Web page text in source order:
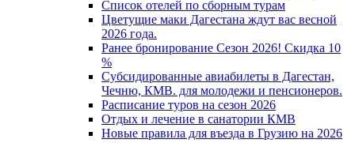
Список отелей по сборным турам
Цветущие маки Дагестана ждут вас весной
2026 года.
Ранее бронирование Сезон 2026! Скидка 10
%
Субсидированные авиабилеты в Дагестан,
Чечню, КМВ. для молодежи и пенсионеров.
Расписание туров на сезон 2026
Отдых и лечение в санатории КМВ
Новые правила для въезда в Грузию на 2026